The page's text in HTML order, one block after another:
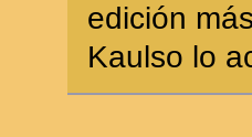
edición
Kaulso lo